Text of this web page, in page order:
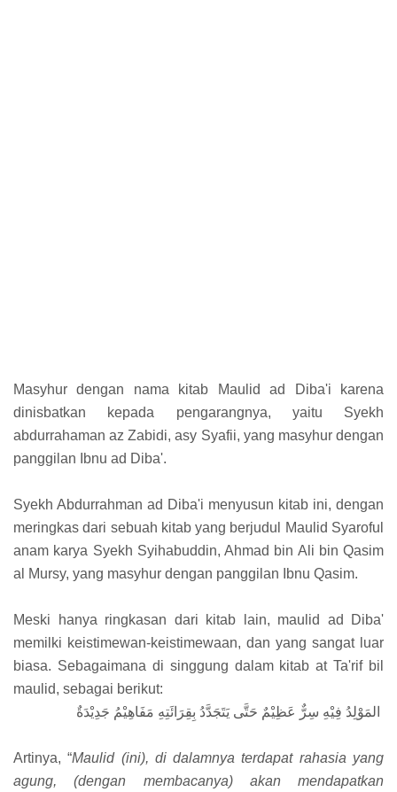
Masyhur dengan nama kitab Maulid ad Diba'i karena
dinisbatkan kepada pengarangnya, yaitu Syekh
abdurrahaman az Zabidi, asy Syafii, yang masyhur dengan
panggilan Ibnu ad Diba'.
Syekh Abdurrahman ad Diba'i menyusun kitab ini, dengan
meringkas dari sebuah kitab yang berjudul Maulid Syaroful
anam karya Syekh Syihabuddin, Ahmad bin Ali bin Qasim
al Mursy, yang masyhur dengan panggilan Ibnu Qasim.
Meski hanya ringkasan dari kitab lain, maulid ad Diba'
memilki keistimewan-keistimewaan, dan yang sangat luar
biasa. Sebagaimana di singgung dalam kitab at Ta'rif bil
maulid, sebagai berikut:
المَوْلِدُ فِيْهِ سِرٌّ عَظِيْمٌ حَتَّى يَتَجَدَّدُ بِقِرَائَتِهِ مَفَاهِيْمُ جَدِيْدَةٌ
Artinya, “Maulid (ini), di dalamnya terdapat rahasia yang
agung, (dengan membacanya) akan mendapatkan